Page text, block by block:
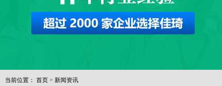
当前位置： 首页 > 新闻资讯